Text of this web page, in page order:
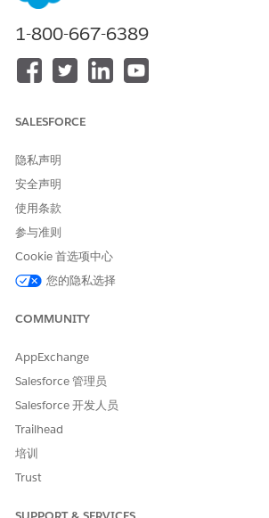
1-800-667-6389
SALESFORCE
隐私声明
安全声明
使用条款
参与准则
Cookie 首选项中心
您的隐私选择
COMMUNITY
AppExchange
Salesforce 管理员
Salesforce 开发人员
Trailhead
培训
Trust